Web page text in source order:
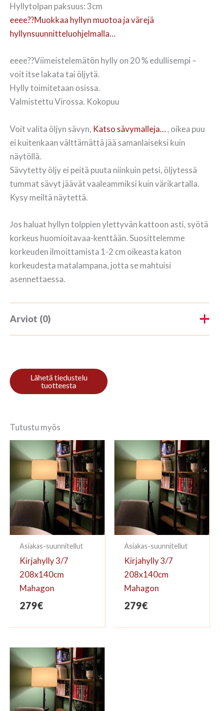
Hyllytolpan paksuus: 3cm
eeee??Muokkaa hyllyn muotoa ja värejä
hyllynsuunnitteluohjelmalla…
eeee??Viimeistelemätön hylly on 20 % edullisempi –
voit itse lakata tai öljytä.
Hylly toimitetaan osissa.
Valmistettu Virossa. Kokopuu
Voit valita öljyn sävyn, Katso sävymalleja…, oikea puu
ei kuitenkaan välttämättä jää samanlaiseksi kuin
näytöllä.
Sävytetty öljy ei peitä puuta niinkuin petsi, öljytessä
tummat sävyt jäävät vaaleammiksi kuin värikartalla.
Kysy meiltä näytettä.
Jos haluat hyllyn tolppien ylettyvän kattoon asti, syötä
korkeus huomioitavaa-kenttään. Suosittelemme
korkeuden ilmoittamista 1-2 cm oikeasta katon
korkeudesta matalampana, jotta se mahtuisi
asennettaessa.
Arviot (0)
Kirjoita ensimmäinen arvio
Sinun on
kirjoittaa arvioinnin.
Tutustu myös
Asiakas-suunnitellut
Kirjahylly 3/7
208x140cm
Mahagon
279€
Asiakas-suunnitellut
Kirjahylly 3/7
208x140cm
Mahagon
279€